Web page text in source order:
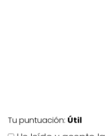
Tu puntuación: Útil